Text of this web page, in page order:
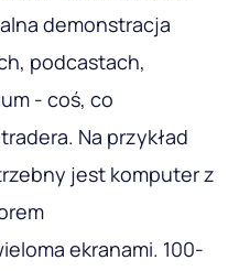
demonstracja
podcastach,
- coś, co
Na przykład
jest komputer z
ekranami. 100-